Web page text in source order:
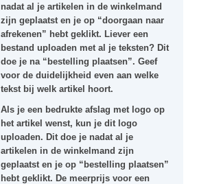
nadat al je artikelen in de winkelmand
zijn geplaatst en je op “doorgaan naar
afrekenen” hebt geklikt. Liever een
bestand uploaden met al je teksten? Dit
doe je na “bestelling plaatsen”. Geef
voor de duidelijkheid even aan welke
tekst bij welk artikel hoort.
Als je een bedrukte afslag met logo op
het artikel wenst, kun je dit logo
uploaden. Dit doe je nadat al je
artikelen in de winkelmand zijn
geplaatst en je op “bestelling plaatsen”
hebt geklikt. De meerprijs voor een